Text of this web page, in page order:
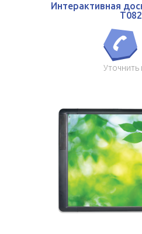
Интерактивная
T082
Уточнить